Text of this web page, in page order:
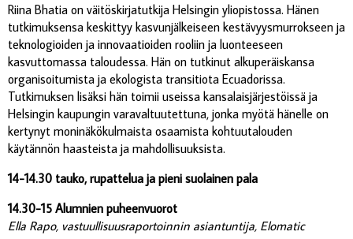
Riina Bhatia on väitöskirjatutkija Helsingin yliopistossa. Hänen
tutkimuksensa keskittyy kasvunjälkeiseen kestävyysmurrokseen ja
teknologioiden ja innovaatioiden rooliin ja luonteeseen
kasvuttomassa taloudessa. Hän on tutkinut alkuperäiskansa
organisoitumista ja ekologista transitiota Ecuadorissa.
Tutkimuksen lisäksi hän toimii useissa kansalaisjärjestöissä ja
Helsingin kaupungin varavaltuutettuna, jonka myötä hänelle on
kertynyt moninäkökulmaista osaamista kohtuutalouden
käytännön haasteista ja mahdollisuuksista.
14-14.30 tauko, rupattelua ja pieni suolainen pala
14.30-15 Alumnien puheenvuorot
Ella Rapo, vastuullisuusraportoinnin asiantuntija, Elomatic